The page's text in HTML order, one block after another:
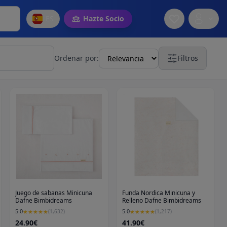
Hazte Socio
Ordenar por: Filtros
Juego de sabanas Minicuna
Dafne Bimbidreams
5.0★★★★★(1,632)
24.90€
Funda Nordica Minicuna y
Relleno Dafne Bimbidreams
5.0★★★★★(1,217)
41.90€